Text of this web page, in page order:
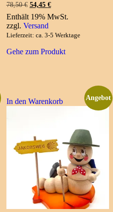
78,50€ Ursprünglicher
Preis
war:
78,50 €
54,45 €Aktueller
Preis
ist:
Enthält 19% MwSt.
zzgl. Versand
Lieferzeit: ca. 3-5 Werktage
Gehe zum Produkt
In den Warenkorb Angebot